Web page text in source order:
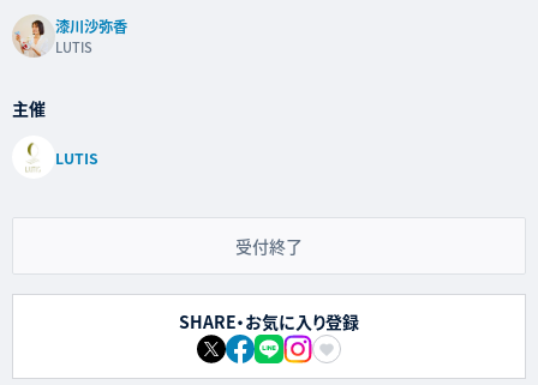
漆川沙弥香
LUTIS
主催
LUTIS
受付終了
SHARE・お気に入り登録